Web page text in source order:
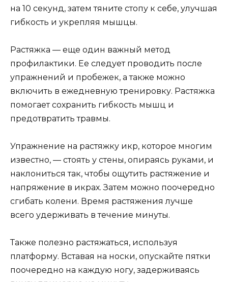
на 10 секунд, затем тяните стопу к себе, улучшая
гибкость и укрепляя мышцы.
Растяжка — еще один важный метод
профилактики. Ее следует проводить после
упражнений и пробежек, а также можно
включить в ежедневную тренировку. Растяжка
помогает сохранить гибкость мышц и
предотвратить травмы.
Упражнение на растяжку икр, которое многим
известно, — стоять у стены, опираясь руками, и
наклониться так, чтобы ощутить растяжение и
напряжение в икрах. Затем можно поочередно
сгибать колени. Время растяжения лучше
всего удерживать в течение минуты.
Также полезно растяжаться, используя
платформу. Вставая на носки, опускайте пятки
поочередно на каждую ногу, задерживаясь